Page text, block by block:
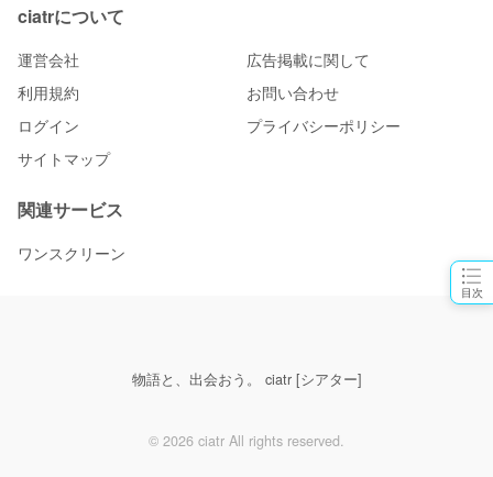
目次
ciatrについて
運営会社
広告掲載に関して
利用規約
お問い合わせ
ログイン
プライバシーポリシー
サイトマップ
関連サービス
ワンスクリーン
物語と、出会おう。 ciatr [シアター]
© 2026 ciatr All rights reserved.